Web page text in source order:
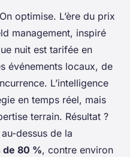
optimise. L’ère du prix
management, inspiré
nuit est tarifée en
événements locaux, de
L’intelligence
en temps réel, mais
terrain. Résultat ?
dessus de la
80 %, contre environ